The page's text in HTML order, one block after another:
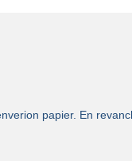
papier. En